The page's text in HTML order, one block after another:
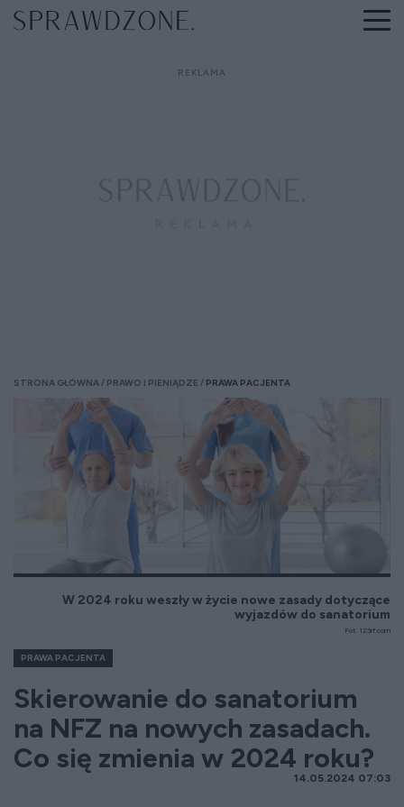
STRONA GŁÓWNA PRAWO I PIENIĄDZE PRAWA PACJENTA
W 2024 roku weszły w życie nowe zasady dotyczące
wyjazdów do sanatorium
Fot. 123rf.com
PRAWA PACJENTA
Skierowanie do sanatorium
na NFZ na nowych zasadach.
Co się zmienia w 2024 roku?
14.05.2024 07:03